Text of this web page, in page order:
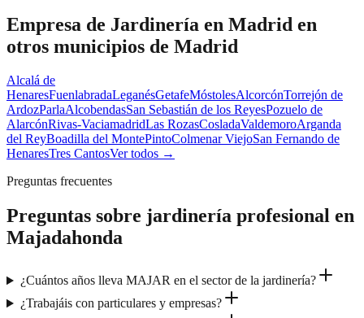
Empresa de Jardinería en Madrid en
otros municipios de Madrid
Alcalá de
HenaresFuenlabradaLeganésGetafeMóstolesAlcorcónTorrejón de
ArdozParlaAlcobendasSan Sebastián de los ReyesPozuelo de
AlarcónRivas-VaciamadridLas RozasCosladaValdemoroArganda
del ReyBoadilla del MontePintoColmenar ViejoSan Fernando de
HenaresTres CantosVer todos →
Preguntas frecuentes
Preguntas sobre jardinería profesional en
Majadahonda
¿Cuántos años lleva MAJAR en el sector de la jardinería?
¿Trabajáis con particulares y empresas?